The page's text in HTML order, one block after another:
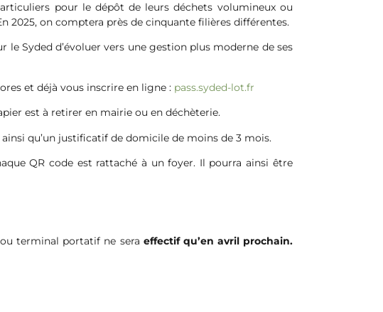
pour le dépôt de leurs déchets volumineux ou
2025, on comptera près de cinquante filières différentes.
le Syded d’évoluer vers une gestion plus moderne de ses
et déjà vous inscrire en ligne : pass.syded-lot.fr
est à retirer en mairie ou en déchèterie.
qu’un justificatif de domicile de moins de 3 mois.
QR code est rattaché à un foyer. Il pourra ainsi être
ou terminal portatif ne sera effectif qu’en avril prochain.